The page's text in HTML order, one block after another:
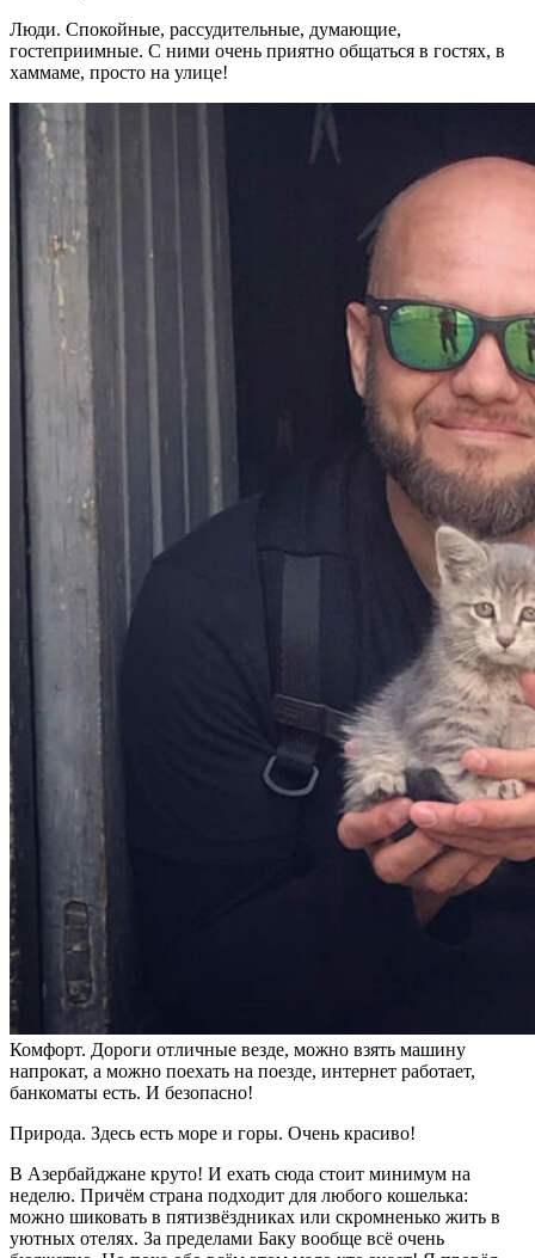
Люди. Спокойные, рассудительные, думающие,
гостеприимные. С ними очень приятно общаться в гостях, в
хаммаме, просто на улице!
Комфорт. Дороги отличные везде, можно взять машину
напрокат, а можно поехать на поезде, интернет работает,
банкоматы есть. И безопасно!
Природа. Здесь есть море и горы. Очень красиво!
В Азербайджане круто! И ехать сюда стоит минимум на
неделю. Причём страна подходит для любого кошелька:
можно шиковать в пятизвёздниках или скромненько жить в
уютных отелях. За пределами Баку вообще всё очень